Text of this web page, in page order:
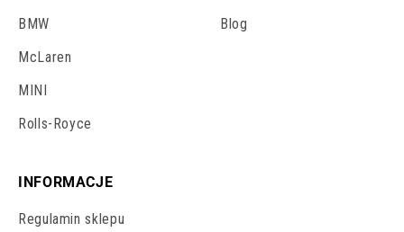
BMW
McLaren
MINI
Rolls-Royce
Blog
INFORMACJE
Regulamin sklepu